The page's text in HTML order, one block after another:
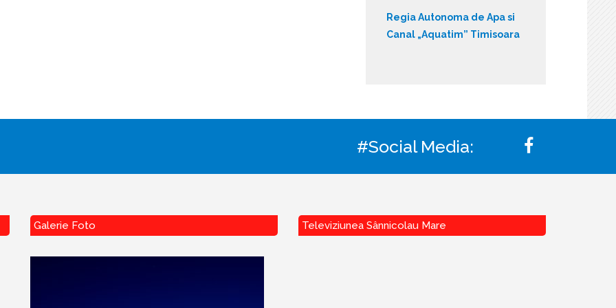
Regia Autonoma de Apa si
Canal „Aquatim” Timisoara
#Social Media:
Galerie Foto Televiziunea Sânnicolau Mare